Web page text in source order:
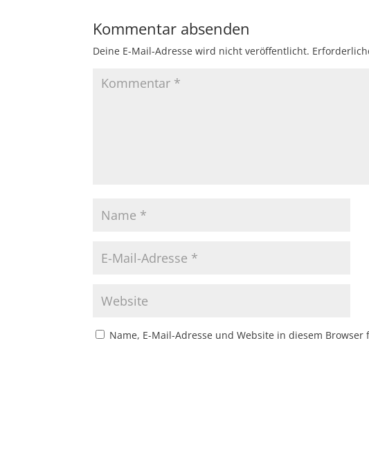
Kommentar absenden
Deine E-Mail-Adresse wird nicht veröffentlicht.
Name, E-Mail-Adresse und Website in diesem